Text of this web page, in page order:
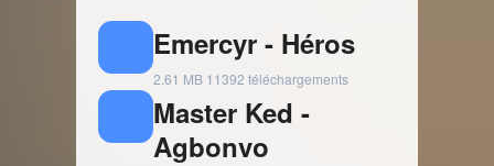
Emercyr - Héros
2.61 MB 11392 téléchargements
Master Ked -
Agbonvo